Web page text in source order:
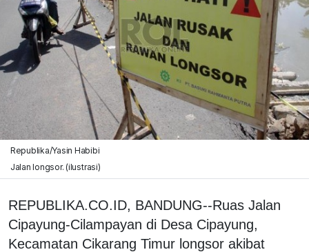
Republika/Yasin Habibi
Jalan longsor. (ilustrasi)
REPUBLIKA.CO.ID, BANDUNG--Ruas Jalan
Cipayung-Cilampayan di Desa Cipayung,
Kecamatan Cikarang Timur longsor akibat